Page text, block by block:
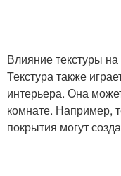
Влияние текстуры
Текстура также
интерьера. Она
комнате. Например,
покрытия могут